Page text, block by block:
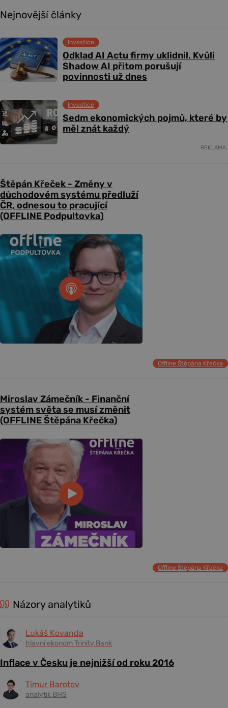
Nejnovější články
Odklad AI Actu firmy uklidnil. Kvůli
Shadow AI přitom porušují
povinnosti už dnes
Investice
Sedm ekonomických pojmů, které by
měl znát každý
Investice
REKLAMA
Štěpán Křeček - Změny v
důchodovém systému předluží
ČR, odnesou to pracující
(OFFLINE Podpultovka)
Offline Štěpána Křečka
Miroslav Zámečník - Finanční
systém světa se musí změnit
(OFFLINE Štěpána Křečka)
Offline Štěpána Křečka
Názory analytiků
Lukáš Kovanda
hlavní ekonom Trinity Bank
Inflace v Česku je nejnižší od roku 2016
Timur Barotov
analytik BHS